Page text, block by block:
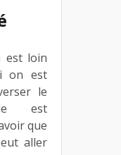
est loin
on est
le
est
que
aller